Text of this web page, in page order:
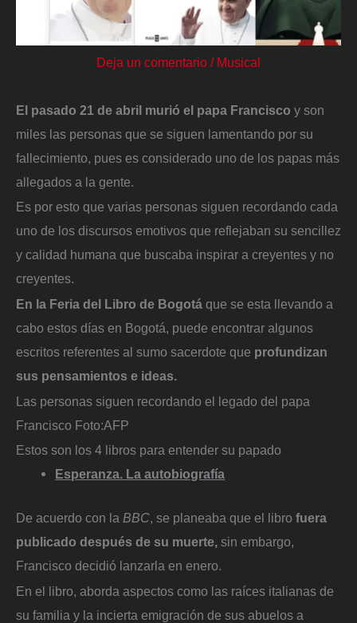
Deja un comentario / Musical
El pasado 21 de abril murió el papa Francisco y son
miles las personas que se siguen lamentando por su
fallecimiento, pues es considerado uno de los papas más
allegados a la gente.
Es por esto que varias personas siguen recordando cada
uno de los discursos emotivos que reflejaban su sencillez
y calidad humana que buscaba inspirar a creyentes y no
creyentes.
En la Feria del Libro de Bogotá que se esta llevando a
cabo estos días en Bogotá, puede encontrar algunos
escritos referentes al sumo sacerdote que profundizan
sus pensamientos e ideas.
Las personas siguen recordando el legado del papa
Francisco Foto:AFP
Estos son los 4 libros para entender su papado
Esperanza. La autobiografía
De acuerdo con la BBC, se planeaba que el libro fuera
publicado después de su muerte, sin embargo,
Francisco decidió lanzarla en enero.
En el libro, aborda aspectos como las raíces italianas de
su familia y la incierta emigración de sus abuelos a